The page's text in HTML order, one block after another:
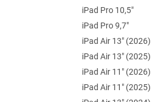
iPad Pro 10,5"
iPad Pro 9,7"
iPad Air 13" (2026)
iPad Air 13" (2025)
iPad Air 11" (2026)
iPad Air 11" (2025)